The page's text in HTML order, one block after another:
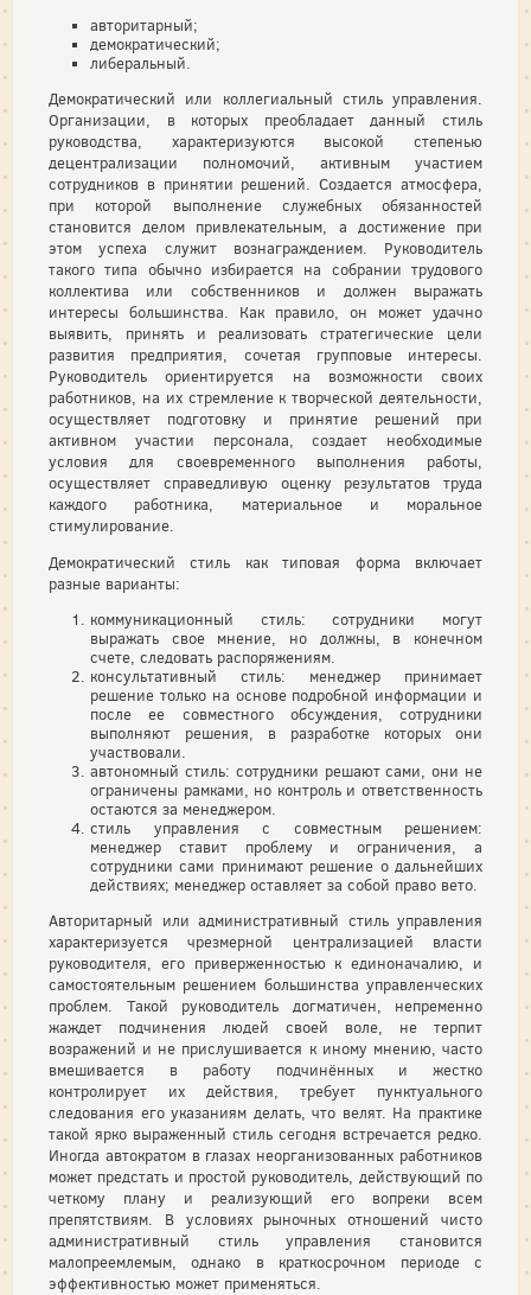
авторитарный;
демократический;
либеральный.
Демократический или коллегиальный стиль управления.
Организации, в которых преобладает данный стиль
руководства, характеризуются высокой степенью
децентрализации полномочий, активным участием
сотрудников в принятии решений. Создается атмосфера,
при которой выполнение служебных обязанностей
становится делом привлекательным, а достижение при
этом успеха служит вознаграждением. Руководитель
такого типа обычно избирается на собрании трудового
коллектива или собственников и должен выражать
интересы большинства. Как правило, он может удачно
выявить, принять и реализовать стра­тегические цели
развития предприятия, сочетая групповые интересы.
Руководитель ориентируется на возможности своих
работников, на их стремление к творческой деятельности,
осуществляет подготовку и принятие решений при
активном участии персонала, создает необходимые
условия для своевременного выполнения работы,
осуществляет справедливую оценку результатов труда
каждого работника, материальное и моральное
стимулирование.
Демократический стиль как типовая форма включает
разные варианты:
коммуникационный стиль: сотрудники могут
выражать свое мнение, но должны, в конечном
счете, следовать распоряжениям.
консультативный стиль: менеджер принимает
решение только на основе подробной информации и
после ее совместного обсуждения, сотрудники
выполняют решения, в разработке которых они
участвовали.
автономный стиль: сотрудники решают сами, они не
ограничены рамками, но контроль и ответственность
остаются за менеджером.
стиль управления с совместным решением:
менеджер ставит проблему и ограничения, а
сотрудники сами принимают решение о дальнейших
действиях; менеджер оставляет за собой право вето.
Авторитарный или административный стиль управления
характеризуется чрезмерной централизацией власти
руководителя, его приверженностью к единоначалию, и
самостоятельным решением большинства управленческих
проблем. Такой руководитель догматичен, непременно
жаждет подчинения людей своей воле, не терпит
возражений и не прислушивается к иному мнению, часто
вмешивается в работу подчинённых и жестко
контролирует их действия, требует пунктуального
следования его указаниям делать, что велят. На практике
такой ярко выраженный стиль сегодня встречается редко.
Иногда автократом в глазах неорганизованных работников
может предстать и простой руководитель, действующий по
четкому плану и реализующий его вопреки всем
препятствиям. В условиях рыночных отношений чисто
административный стиль управления становится
малопреемлемым, однако в краткосрочном периоде с
эффективностью может применяться.